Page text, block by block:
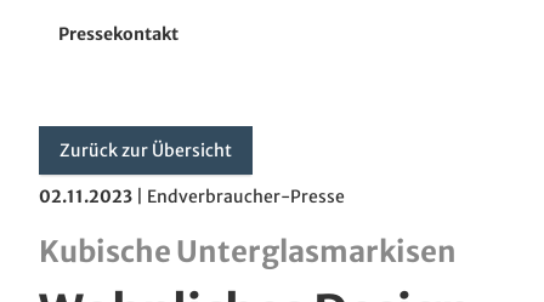
Wintergarten-Markisen
Glasoase
Terrassendach
Zubehör
Pressekontakt
Zurück zur Übersicht
02.11.2023 Endverbraucher-Presse
Kubische Unterglasmarkisen